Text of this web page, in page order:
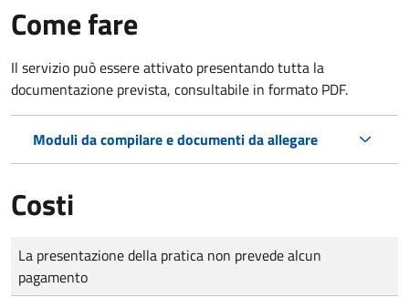
Come fare
Il servizio può essere attivato presentando tutta la
documentazione prevista, consultabile in formato PDF.
Moduli da compilare e documenti da allegare
Costi
Tipo di pagamento
Importo
La presentazione della pratica non prevede alcun
pagamento